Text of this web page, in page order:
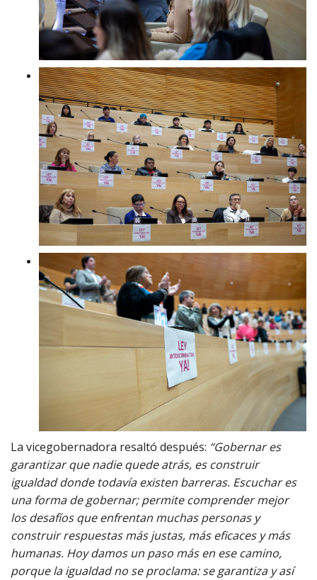
La vicegobernadora resaltó después: “Gobernar es
garantizar que nadie quede atrás, es construir
igualdad donde todavía existen barreras. Escuchar es
una forma de gobernar; permite comprender mejor
los desafíos que enfrentan muchas personas y
construir respuestas más justas, más eficaces y más
humanas. Hoy damos un paso más en ese camino,
porque la igualdad no se proclama: se garantiza y así